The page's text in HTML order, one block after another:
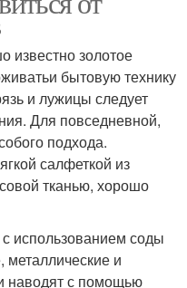
золотое
бытовую технику
и лужицы следует
Для повседневной,
подхода.
салфеткой из
тканью, хорошо
использованием соды
металлические и
наводят с помощью